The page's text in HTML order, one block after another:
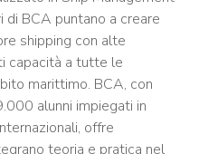
di BCA puntano a creare
shipping con alte
capacità a tutte le
marittimo. BCA, con
alunni impiegati in
offre
teoria e pratica nel